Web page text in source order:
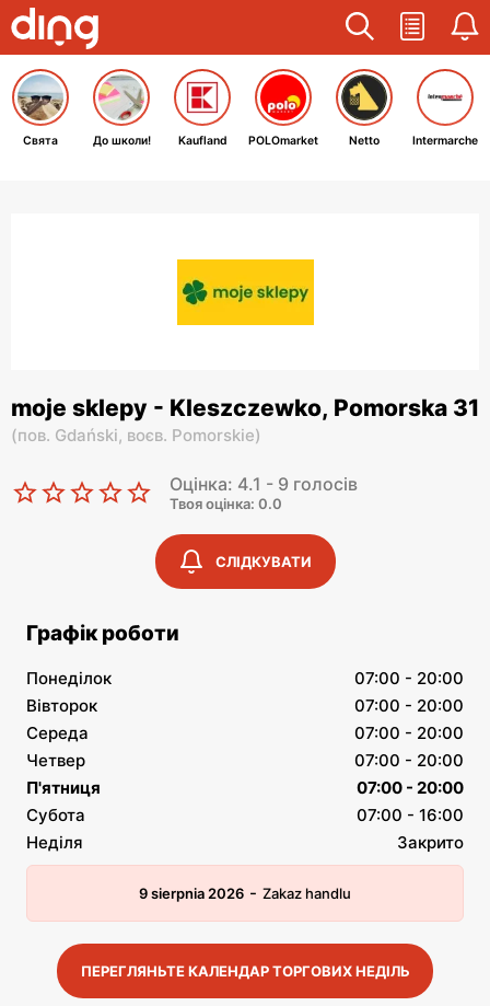
Свята До школи! Kaufland POLOmarket Netto Intermarche
moje sklepy - Kleszczewko, Pomorska 31
(пов. Gdański, воєв. Pomorskie)
Оцінка: 4.1 - 9 голосів
Твоя оцінка: 0.0
СЛІДКУВАТИ
Графік роботи
Понеділок
07:00 - 20:00
Вівторок
07:00 - 20:00
Середа
07:00 - 20:00
Четвер
07:00 - 20:00
П'ятниця
07:00 - 20:00
Субота
07:00 - 16:00
Неділя
Закрито
9 sierpnia 2026 - Zakaz handlu
ПЕРЕГЛЯНЬТЕ КАЛЕНДАР ТОРГОВИХ НЕДІЛЬ